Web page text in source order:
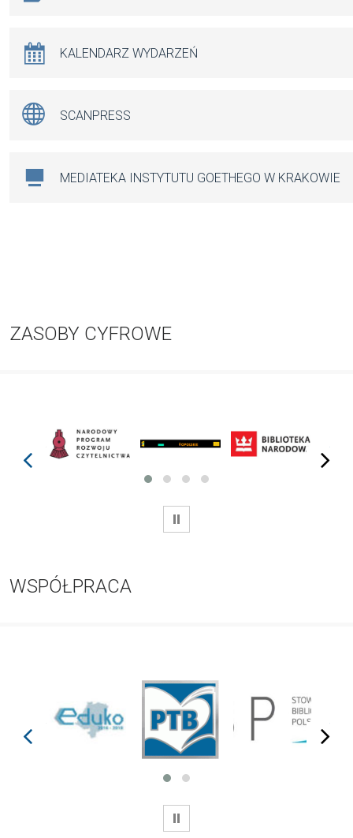
KALENDARZ WYDARZEŃ
SCANPRESS
MEDIATEKA INSTYTUTU GOETHEGO W KRAKOWIE
ZASOBY CYFROWE
prev next
WSTRZYMAJ
WSPÓŁPRACA
next
WSTRZYMAJ